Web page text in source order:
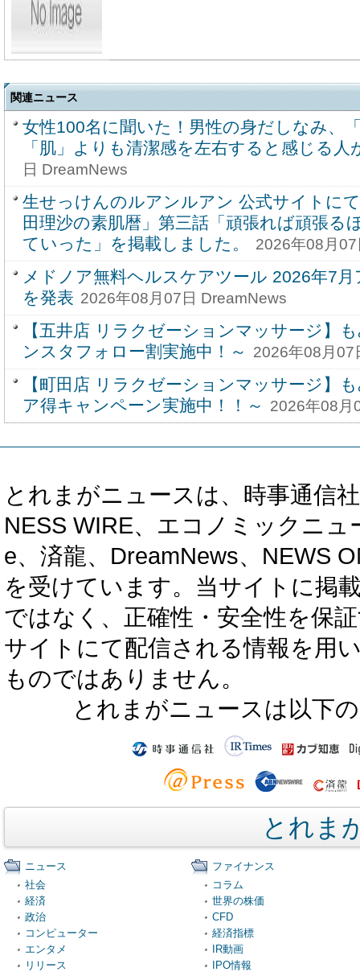
関連ニュース
女性100名に聞いた！男性の身だしなみ、
「肌」よりも清潔感を左右すると感じる人
日 DreamNews
生せっけんのルアンルアン 公式サイトに
田理沙の素肌暦」第三話「頑張れば頑張る
ていった」を掲載しました。
2026年08月
メドノア無料ヘルスケアツール 2026年7
を発表 2026年08月07日 DreamNews
【五井店 リラクゼーションマッサージ】
ンスタフォロー割実施中！～
2026年08月07
【町田店 リラクゼーションマッサージ】
ア得キャンペーン実施中！！～
2026年08月
とれまがニュースは、時事通信
NESS WIRE、エコノミックニ
e、済龍、DreamNews、NEWS
を受けています。当サイトに掲
ではなく、正確性・安全性を保
サイトにて配信される情報を用
ものではありません。
とれまがニュースは以下
とれま
ニュース
社会
経済
政治
コンピューター
エンタメ
リリース
ファイナンス
コラム
世界の株価
CFD
経済指標
IR動画
IPO情報